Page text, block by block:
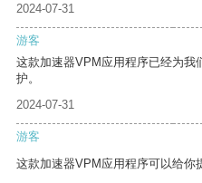
2024-07-31
游客
这款加速器VPM应用程序已经为我
护。
2024-07-31
游客
这款加速器VPM应用程序可以给你